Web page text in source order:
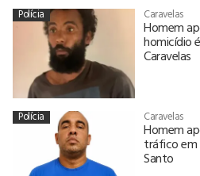
Polícia Caravelas
Homem
homicídio
Caravelas
Polícia Caravelas
Homem
tráfico em
Santo